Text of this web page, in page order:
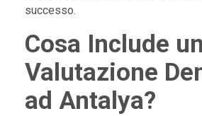
successo.
Cosa Include
Valutazione
ad Antalya?